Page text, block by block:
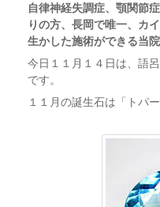
自律神経失調症、顎関節
りの方、長岡で唯一、カ
生かした施術ができる当
今日１１月１４日は、語
です。
１１月の誕生石は「トパ